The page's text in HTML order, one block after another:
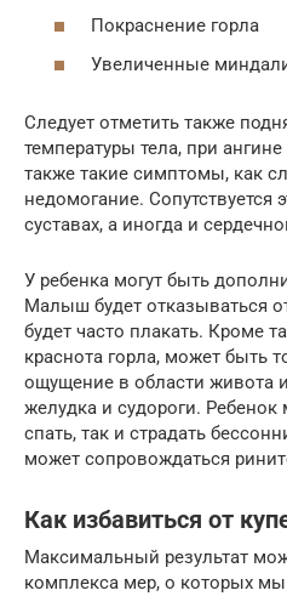
Покраснение горла
Увеличенные
Следует отметить также
температуры тела, при
также такие симптомы, как
недомогание.
суставах, а иногда и
У ребенка могут быть
Малыш будет отказываться
будет часто плакать. Кроме
краснота горла, может быть
ощущение в области живота
желудка и судороги. Ребенок
спать, так и страдать
может сопровождаться
Как избавиться от
Максимальный результат
комплекса мер, о которых